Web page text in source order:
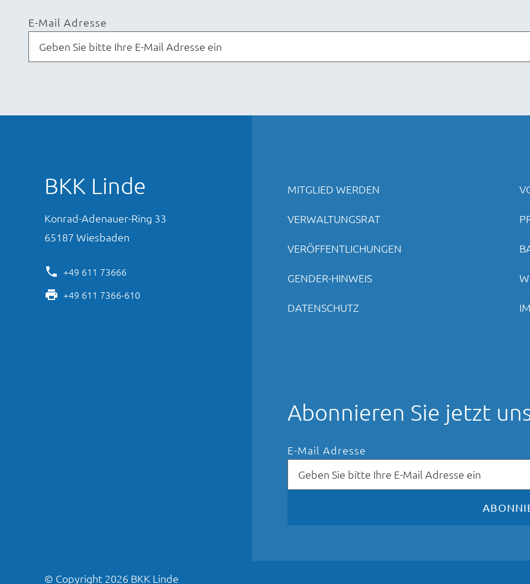
E-Mail Adresse
BKK Linde
Konrad-Adenauer-Ring 33
65187 Wiesbaden
+49 611 73666
+49 611 7366-610
MITGLIED WERDEN
VERWALTUNGSRAT
VERÖFFENTLICHUNGEN
GENDER-HINWEIS
DATENSCHUTZ
Abonnieren Sie jetzt
E-Mail Adresse
© Copyright 2026 BKK Linde